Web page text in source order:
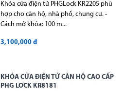
Khóa cửa điện tử PHGLock KR2205 phù
hợp cho căn hộ, nhà phố, chung cư. -
Cách mở khóa: 100 m...
3,100,000 đ
KHÓA CỬA ĐIỆN TỬ CĂN HỘ CAO CẤP
PHG LOCK KR8181